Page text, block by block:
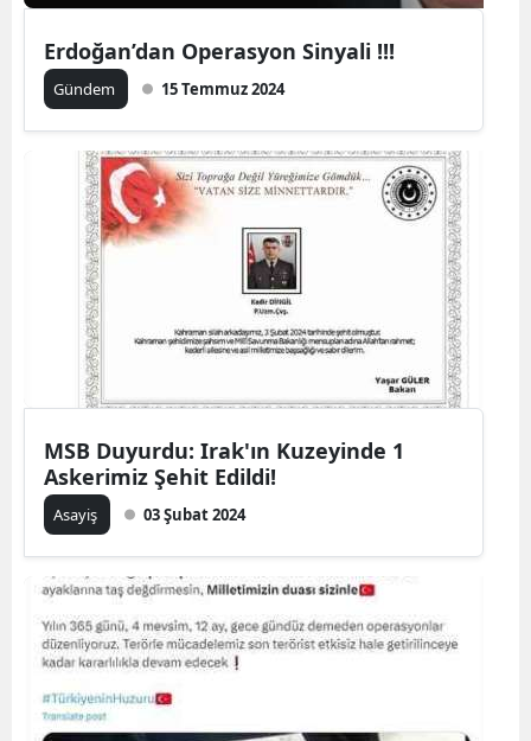
Erdoğan’dan Operasyon Sinyali !!!
Gündem 15 Temmuz 2024
MSB Duyurdu: Irak'ın Kuzeyinde 1
Askerimiz Şehit Edildi!
Asayiş 03 Şubat 2024